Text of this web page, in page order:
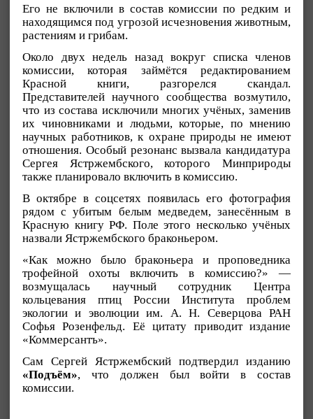
Его не включили в состав комиссии по редким и
находящимся под угрозой исчезновения животным,
растениям и грибам.
Около двух недель назад вокруг списка членов
комиссии, которая займётся редактированием
Красной книги, разгорелся скандал.
Представителей научного сообщества возмутило,
что из состава исключили многих учёных, заменив
их чиновниками и людьми, которые, по мнению
научных работников, к охране природы не имеют
отношения. Особый резонанс вызвала кандидатура
Сергея Ястржембского, которого Минприроды
также планировало включить в комиссию.
В октябре в соцсетях появилась его фотография
рядом с убитым белым медведем, занесённым в
Красную книгу РФ. Поле этого несколько учёных
назвали Ястржембского браконьером.
«Как можно было браконьера и проповедника
трофейной охоты включить в комиссию?» —
возмущалась научный сотрудник Центра
кольцевания птиц России Института проблем
экологии и эволюции им. А. Н. Северцова РАН
Софья Розенфельд. Её цитату приводит издание
«Коммерсантъ».
Сам Сергей Ястржембский подтвердил изданию
«Подъём», что должен был войти в состав
комиссии.